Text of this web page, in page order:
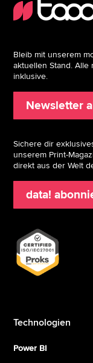
Bleib mit unserem
aktuellen Stand. Alle
inklusive.
Newsletter
Sichere dir
unserem Print-
direkt aus der Welt
data!
Technologien
Power BI